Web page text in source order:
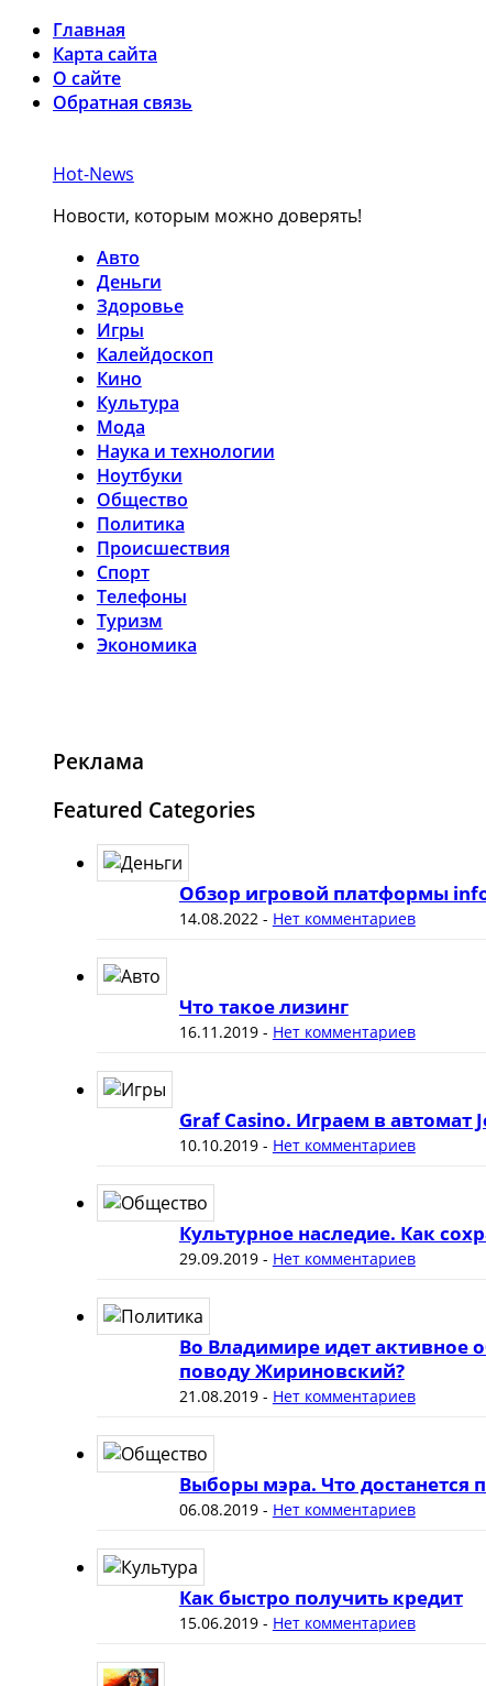
Главная
Карта сайта
О сайте
Обратная связь
Hot-News
Новости, которым можно доверять!
Авто
Деньги
Здоровье
Игры
Калейдоскоп
Кино
Культура
Мода
Наука и технологии
Ноутбуки
Общество
Политика
Происшествия
Спорт
Телефоны
Туризм
Экономика
Реклама
Featured Categories
Обзор игровой платформы
14.08.2022 - Нет комментариев
Что такое лизинг
16.11.2019- Нет комментариев
Graf Casino. Играем в автомат
10.10.2019- Нет комментариев
Культурное наследие. Как
29.09.2019- Нет комментариев
Во Владимире идет активное
поводу Жириновский?
21.08.2019- Нет комментариев
Выборы мэра. Что достанется
06.08.2019- Нет комментариев
Как быстро получить кредит
15.06.2019- Нет комментариев